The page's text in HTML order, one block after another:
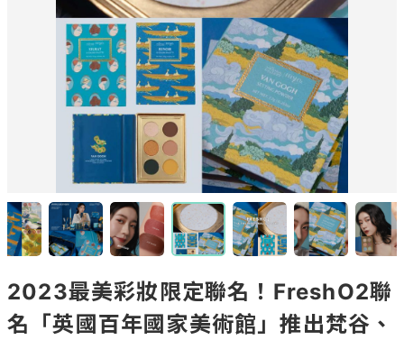
2023最美彩妝限定聯名！FreshO2聯
名「英國百年國家美術館」推出梵谷、